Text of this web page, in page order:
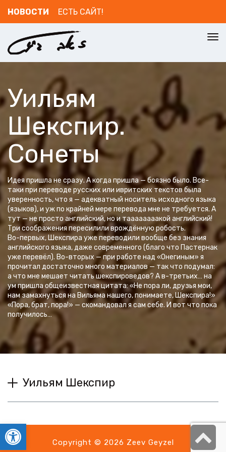
Открыть панель инструментов
НОВОСТИ ЕСТЬ САЙТ!
Уильям
Шекспир.
Сонеты
Идея пришла не сразу. А когда пришла — боязно было. Все-
таки при переводе русских или ивритских текстов была
уверенность, что я — адекватный носитель исходного языка
(языков), и уж по крайней мере перевода мне не требуется. А
тут — не просто английский, но и таааааааакой английский!
Три соображения пересилили врождённую робость.
Во-первых, Шекспира уже переводили вообще без знания
английского языка, даже современного (благо что Пастернак
уже перевёл). Во-вторых — при работе над «Онегиным» я
прочитал достаточно много материалов — так что подумал:
а что мне мешает читать шекспироведов? А в-третьих… на
ум пришла общеизвестная цитата: «Не пора ли, друзья мои,
нам замахнуться на Вильяма нашего, понимаете, Шекспира!»
«Пора, брат, пора!» — скомандовал я сам себе. И вот что пока
получилось…
Уильям Шекспир
Copyright © 2026 Zeev Geyzel